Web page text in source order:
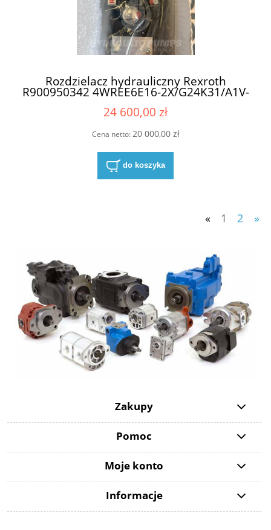
Rozdzielacz hydrauliczny Rexroth
R900950342 4WREE6E16-2X/G24K31/A1V-
24 600,00 zł
Cena netto:20 000,00 zł
do koszyka
« 1 2 »
Zakupy
Pomoc
Moje konto
Informacje